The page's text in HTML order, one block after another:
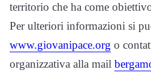
territorio che ha come
Per ulteriori informazioni si
www.giovanipace.org o
organizzativa alla mail